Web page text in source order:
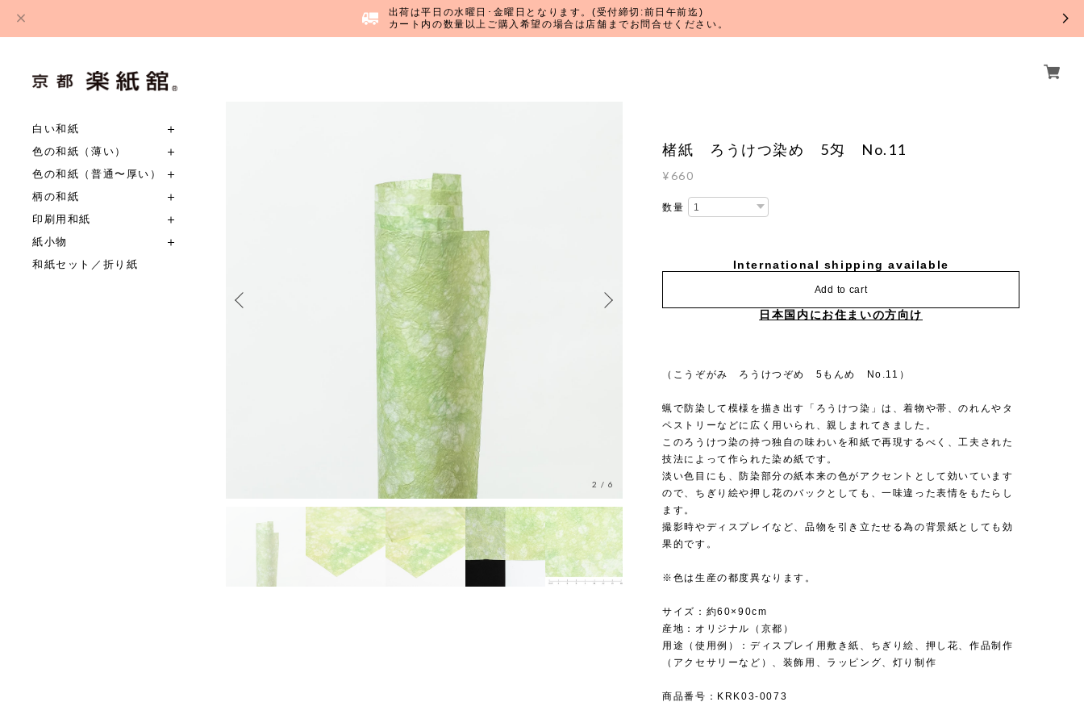
出荷は平日の水曜日･金曜日となります。(受付締切:前日午前迄)
カート内の数量以上ご購入希望の場合は店舗までお問合せください。
白い和紙
色の和紙（薄い）
色の和紙（普通〜厚い）
柄の和紙
印刷用和紙
紙小物
和紙セット／折り紙
2 /6
楮紙 ろうけつ染め 5匁 No.11
¥660
数量
International shipping available
Add to cart
日本国内にお住まいの方向け
（こうぞがみ ろうけつぞめ 5もんめ No.11）
蝋で防染して模様を描き出す「ろうけつ染」は、着物や帯、のれんやタ
ペストリーなどに広く用いられ、親しまれてきました。
このろうけつ染の持つ独自の味わいを和紙で再現するべく、工夫された
技法によって作られた染め紙です。
淡い色目にも、防染部分の紙本来の色がアクセントとして効いています
ので、ちぎり絵や押し花のバックとしても、一味違った表情をもたらし
ます。
撮影時やディスプレイなど、品物を引き立たせる為の背景紙としても効
果的です。
※色は生産の都度異なります。
サイズ：約60×90cm
産地：オリジナル（京都）
用途（使用例）：ディスプレイ用敷き紙、ちぎり絵、押し花、作品制作
（アクセサリーなど）、装飾用、ラッピング、灯り制作
商品番号：KRK03-0073